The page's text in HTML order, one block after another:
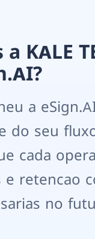
KALE
a
do seu
cada
retencao
no